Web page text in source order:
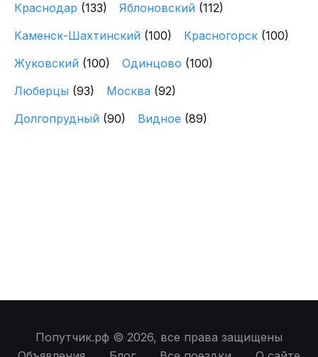
Краснодар (133) Яблоновский (112)
Каменск-Шахтинский (100) Красногорск (100)
Жуковский (100) Одинцово (100)
Люберцы (93) Москва (92)
Долгопрудный (90) Видное (89)
Попутчик.рф © 2026, все права защищены